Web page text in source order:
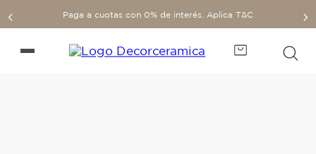
Paga a cuotas con 0% de interés. Aplica T&C